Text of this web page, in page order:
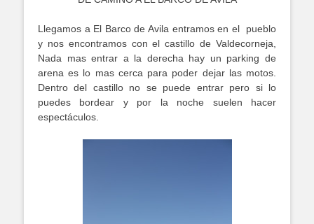
Llegamos a El Barco de Avila entramos en el pueblo
y nos encontramos con el castillo de Valdecorneja,
Nada mas entrar a la derecha hay un parking de
arena es lo mas cerca para poder dejar las motos.
Dentro del castillo no se puede entrar pero si lo
puedes bordear y por la noche suelen hacer
espectáculos.